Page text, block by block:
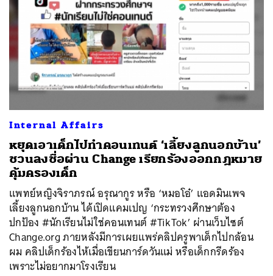
Internal Affairs
หยุดเอาเด็กไปทำคอนเทนต์ ‘เลี้ยงลูกนอกบ้าน’
ชวนลงชื่อผ่าน Change เรียกร้องออกกฎหมาย
คุ้มครองเด็ก
แพทย์หญิงจิราภรณ์ อรุณากูร หรือ ‘หมอโอ๋’ แอดมินเพจ
เลี้ยงลูกนอกบ้าน ได้เปิดแคมเปญ ‘กระทรวงศึกษาต้อง
ปกป้อง #นักเรียนไม่ใช่คอนเทนต์ #TikTok’ ผ่านเว็บไซต์
Change.org ภายหลังมีการเผยแพร่คลิปครูพาเด็กไปกล้อน
ผม คลิปเด็กร้องไห้เมื่อเขียนการ์ดวันแม่ หรือเด็กกรีดร้อง
เพราะไม่อยากมาโรงเรียน